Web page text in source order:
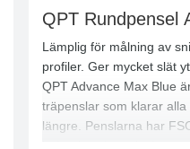
QPT Rundpensel
Lämplig för målning av
profiler. Ger mycket slät
QPT Advance Max Blue
träpenslar som klarar
längre. Penslarna har